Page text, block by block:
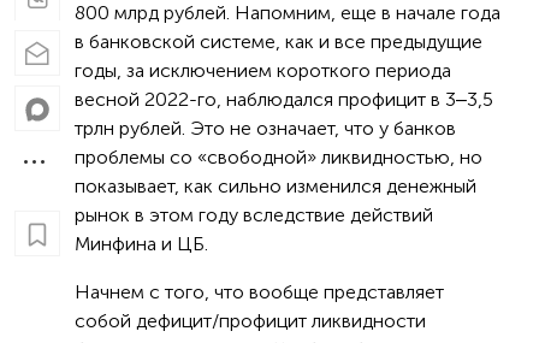
800 млрд рублей. Напомним, еще в начале года
в банковской системе, как и все предыдущие
годы, за исключением короткого периода
весной 2022-го, наблюдался профицит в 3‒3,5
трлн рублей. Это не означает, что у банков
проблемы со «свободной» ликвидностью, но
показывает, как сильно изменился денежный
рынок в этом году вследствие действий
Минфина и ЦБ.
Начнем с того, что вообще представляет
собой дефицит/профицит ликвидности